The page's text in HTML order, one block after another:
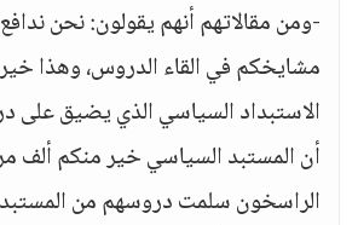
-ومن مقالاتهم أنهم يقولون: نحن
مشايخكم في القاء الدروس، وهذا
الاستبداد السياسي الذي يضيق على
أن المستبد السياسي خير منكم ألف
الراسخون سلمت دروسهم من المستبد